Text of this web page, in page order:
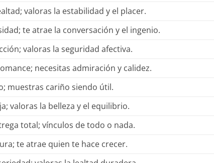
valoras la estabilidad y el placer.
te atrae la conversación y el ingenio.
valoras la seguridad afectiva.
necesitas admiración y calidez.
muestras cariño siendo útil.
valoras la belleza y el equilibrio.
total; vínculos de todo o nada.
te atrae quien te hace crecer.